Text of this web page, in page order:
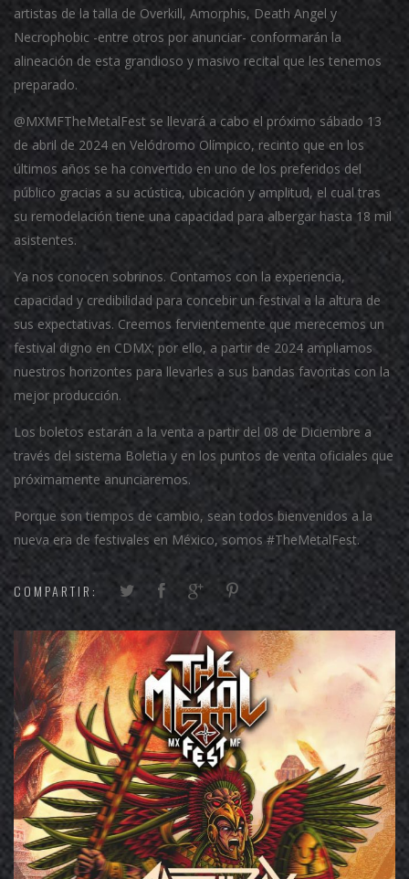
artistas de la talla de Overkill, Amorphis, Death Angel y
Necrophobic -entre otros por anunciar- conformarán la
alineación de esta grandioso y masivo recital que les tenemos
preparado.
@MXMFTheMetalFest se llevará a cabo el próximo sábado 13
de abril de 2024 en Velódromo Olímpico, recinto que en los
últimos años se ha convertido en uno de los preferidos del
público gracias a su acústica, ubicación y amplitud, el cual tras
su remodelación tiene una capacidad para albergar hasta 18 mil
asistentes.
Ya nos conocen sobrinos. Contamos con la experiencia,
capacidad y credibilidad para concebir un festival a la altura de
sus expectativas. Creemos fervientemente que merecemos un
festival digno en CDMX; por ello, a partir de 2024 ampliamos
nuestros horizontes para llevarles a sus bandas favoritas con la
mejor producción.
Los boletos estarán a la venta a partir del 08 de Diciembre a
través del sistema Boletia y en los puntos de venta oficiales que
próximamente anunciaremos.
Porque son tiempos de cambio, sean todos bienvenidos a la
nueva era de festivales en México, somos #TheMetalFest.
COMPARTIR: